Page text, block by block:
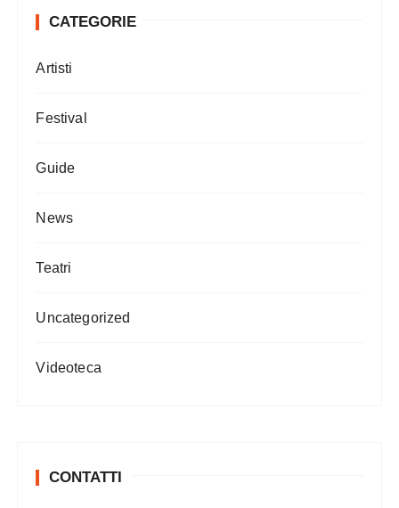
CATEGORIE
Artisti
Festival
Guide
News
Teatri
Uncategorized
Videoteca
CONTATTI